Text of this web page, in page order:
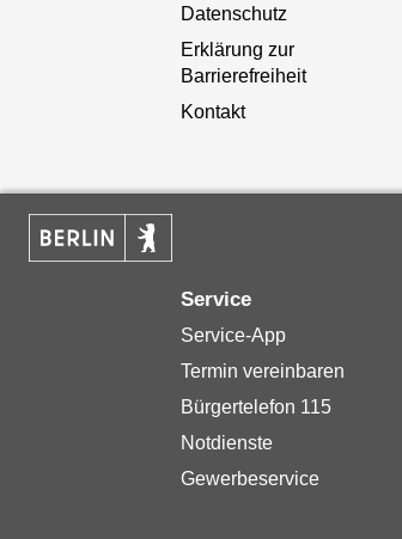
Datenschutz
Erklärung zur
Barrierefreiheit
Kontakt
Service
Service-App
Termin vereinbaren
Bürgertelefon 115
Notdienste
Gewerbeservice